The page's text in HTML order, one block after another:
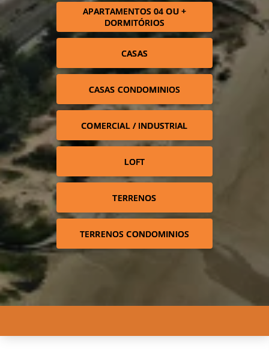
APARTAMENTOS 04 OU +
DORMITÓRIOS
CASAS
CASAS CONDOMINIOS
COMERCIAL / INDUSTRIAL
LOFT
TERRENOS
TERRENOS CONDOMINIOS